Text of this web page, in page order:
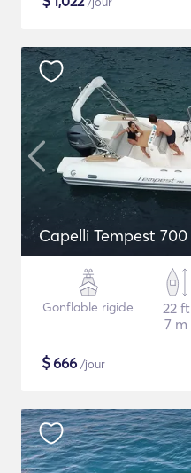
Capelli Tempest 700
Gonflable rigide
22 ft
7 m
$666 /jour